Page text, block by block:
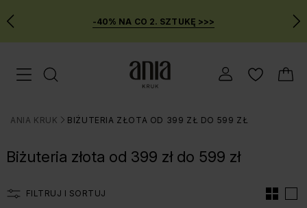
Przejdź
do
FILTRÓW
MENU
-40% NA CO 2. SZTUKĘ >>>
Menu mobilne
ANIA KRUK
>
BIŻUTERIA ZŁOTA OD 399 ZŁ DO 599 ZŁ
Biżuteria złota od 399 zł do 599 zł
FILTRUJ I SORTUJ